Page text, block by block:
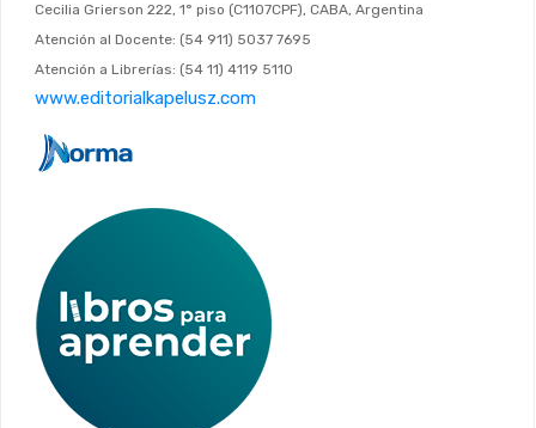
Cecilia Grierson 222, 1° piso (C1107CPF), CABA, Argentina
Atención al Docente: (54 911) 5037 7695
Atención a Librerías: (54 11) 4119 5110
www.editorialkapelusz.com